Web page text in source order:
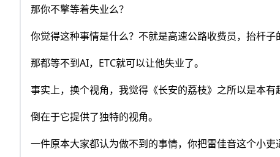
那你不擎等着失业么？
你觉得这种事情是什么？不就是高速公路收费员，抬杆子
那都等不到AI，ETC就可以让他失业了。
事实上，换个视角，我觉得《长安的荔枝》之所以是本有
倒在于它提供了独特的视角。
一件原本大家都认为做不到的事情，你把雷佳音这个小吏